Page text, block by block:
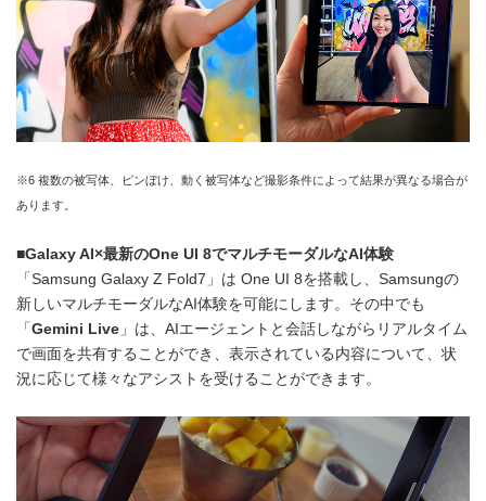
※6 複数の被写体、ピンぼけ、動く被写体など撮影条件によって結果が異なる場合が
あります。
■Galaxy AI×最新のOne UI 8でマルチモーダルなAI 体験
「Samsung Galaxy Z Fold7」は One UI 8を搭載し、Samsungの
新しいマルチモーダルなAI体験を可能にします。その中でも
「 Gemini Live 」は、AIエージェントと会話しながらリアルタイム
で画面を共有することができ、表示されている内容について、状
況に応じて様々なアシストを受けることができます。